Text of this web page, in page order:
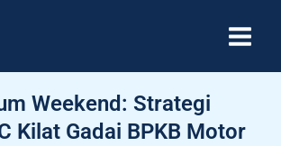
Weekend: Strategi
Kilat Gadai BPKB Motor